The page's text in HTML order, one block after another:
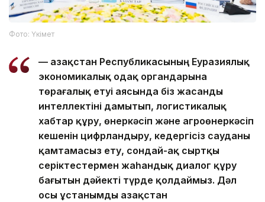
Фото: Үкімет
— Қазақстан Республикасының Еуразиялық
экономикалық одақ органдарына
төрағалық етуі аясында біз жасанды
интеллектіні дамытып, логистикалық
хабтар құру, өнеркәсіп және агроөнеркәсіп
кешенін цифрландыру, кедергісіз сауданы
қамтамасыз ету, сондай-ақ сыртқы
серіктестермен жаһандық диалог құру
бағытын дәйекті түрде қолдаймыз. Дәл
осы ұстанымды Қазақстан